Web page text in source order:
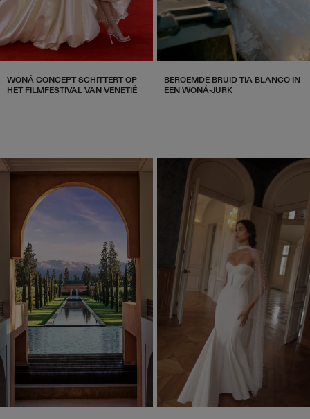
WONÁ CONCEPT SCHITTERT OP
HET FILMFESTIVAL VAN VENETIË
BEROEMDE BRUID TIA BLANCO IN
EEN WONÁ-JURK